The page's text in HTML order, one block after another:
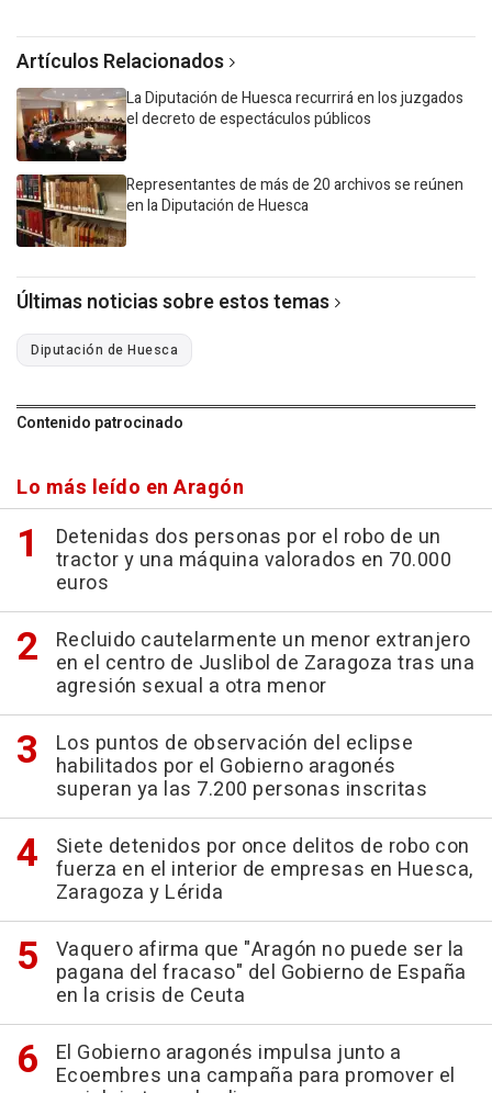
Artículos Relacionados
La Diputación de Huesca recurrirá en los juzgados
el decreto de espectáculos públicos
Representantes de más de 20 archivos se reúnen
en la Diputación de Huesca
Últimas noticias sobre estos temas
Diputación de Huesca
Contenido patrocinado
Lo más leído en Aragón
Detenidas dos personas por el robo de un
tractor y una máquina valorados en 70.000
euros
Recluido cautelarmente un menor extranjero
en el centro de Juslibol de Zaragoza tras una
agresión sexual a otra menor
Los puntos de observación del eclipse
habilitados por el Gobierno aragonés
superan ya las 7.200 personas inscritas
Siete detenidos por once delitos de robo con
fuerza en el interior de empresas en Huesca,
Zaragoza y Lérida
Vaquero afirma que "Aragón no puede ser la
pagana del fracaso" del Gobierno de España
en la crisis de Ceuta
El Gobierno aragonés impulsa junto a
Ecoembres una campaña para promover el